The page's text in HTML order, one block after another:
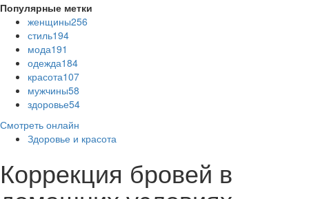
Популярные метки
женщины256
стиль194
мода191
одежда184
красота107
мужчины58
здоровье54
Смотреть онлайн
Здоровье и красота
Коррекция бровей в